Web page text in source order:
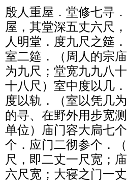
殷人重屋．堂修七寻
屋，其堂深五丈六尺
人明堂．度九尺之筵
室二筵．（周人的宗
为九尺；堂宽九九八
十八尺）室中度以几
度以轨．（室以凭几
的寻、在野外用步宽
单位）庙门容大扃七
个．应门二彻参个．
尺，即二丈一尺宽；
六尺宽；大寝之门一